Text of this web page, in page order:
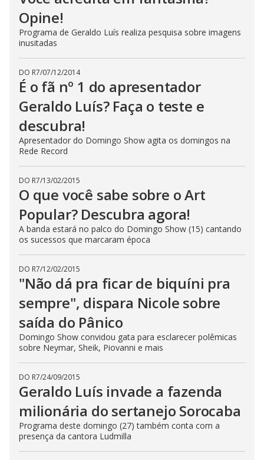
Opine!
Programa de Geraldo Luís realiza pesquisa sobre imagens
inusitadas
DO R7/07/12/2014
É o fã nº 1 do apresentador
Geraldo Luís? Faça o teste e
descubra!
Apresentador do Domingo Show agita os domingos na
Rede Record
DO R7/13/02/2015
O que você sabe sobre o Art
Popular? Descubra agora!
A banda estará no palco do Domingo Show (15) cantando
os sucessos que marcaram época
DO R7/12/02/2015
"Não dá pra ficar de biquíni pra
sempre", dispara Nicole sobre
saída do Pânico
Domingo Show convidou gata para esclarecer polêmicas
sobre Neymar, Sheik, Piovanni e mais
DO R7/24/09/2015
Geraldo Luís invade a fazenda
milionária do sertanejo Sorocaba
Programa deste domingo (27) também conta com a
presença da cantora Ludmilla